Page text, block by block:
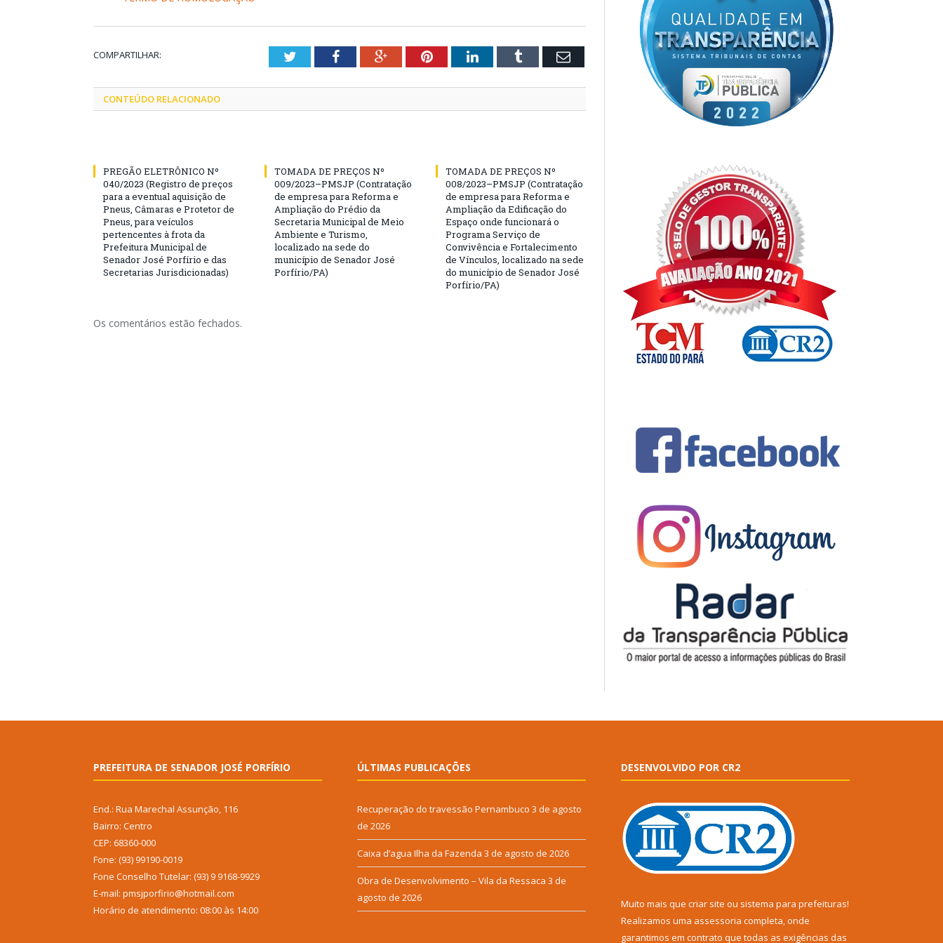
COMPARTILHAR: TwitterFacebookGoogle+PinterestLinkedInTumblr Email
CONTEÚDO RELACIONADO
PREGÃO ELETRÔNICO Nº
040/2023 (Registro de preços
para a eventual aquisição de
Pneus, Câmaras e Protetor de
Pneus, para veículos
pertencentes à frota da
Prefeitura Municipal de
Senador José Porfírio e das
Secretarias Jurisdicionadas)
TOMADA DE PREÇOS Nº
009/2023–PMSJP (Contratação
de empresa para Reforma e
Ampliação do Prédio da
Secretaria Municipal de Meio
Ambiente e Turismo,
localizado na sede do
município de Senador José
Porfírio/PA)
TOMADA DE PREÇOS Nº
008/2023–PMSJP (Contratação
de empresa para Reforma e
Ampliação da Edificação do
Espaço onde funcionará o
Programa Serviço de
Convivência e Fortalecimento
de Vínculos, localizado na sede
do município de Senador José
Porfírio/PA)
Os comentários estão fechados.
PREFEITURA DE SENADOR JOSÉ PORFÍRIO
End.: Rua Marechal Assunção, 116
Bairro: Centro
CEP: 68360-000
Fone: (93) 99190-0019
Fone Conselho Tutelar: (93) 9 9168-9929
E-mail: pmsjporfirio@hotmail.com
Horário de atendimento: 08:00 às 14:00
ÚLTIMAS PUBLICAÇÕES
Recuperação do travessão Pernambuco 3 de agosto
de 2026
Caixa d’agua Ilha da Fazenda 3 de agosto de 2026
Obra de Desenvolvimento – Vila da Ressaca 3 de
agosto de 2026
DESENVOLVIDO POR CR2
Muito mais que criar site ou sistema para prefeituras!
Realizamos uma assessoria completa, onde
garantimos em contrato que todas as exigências das